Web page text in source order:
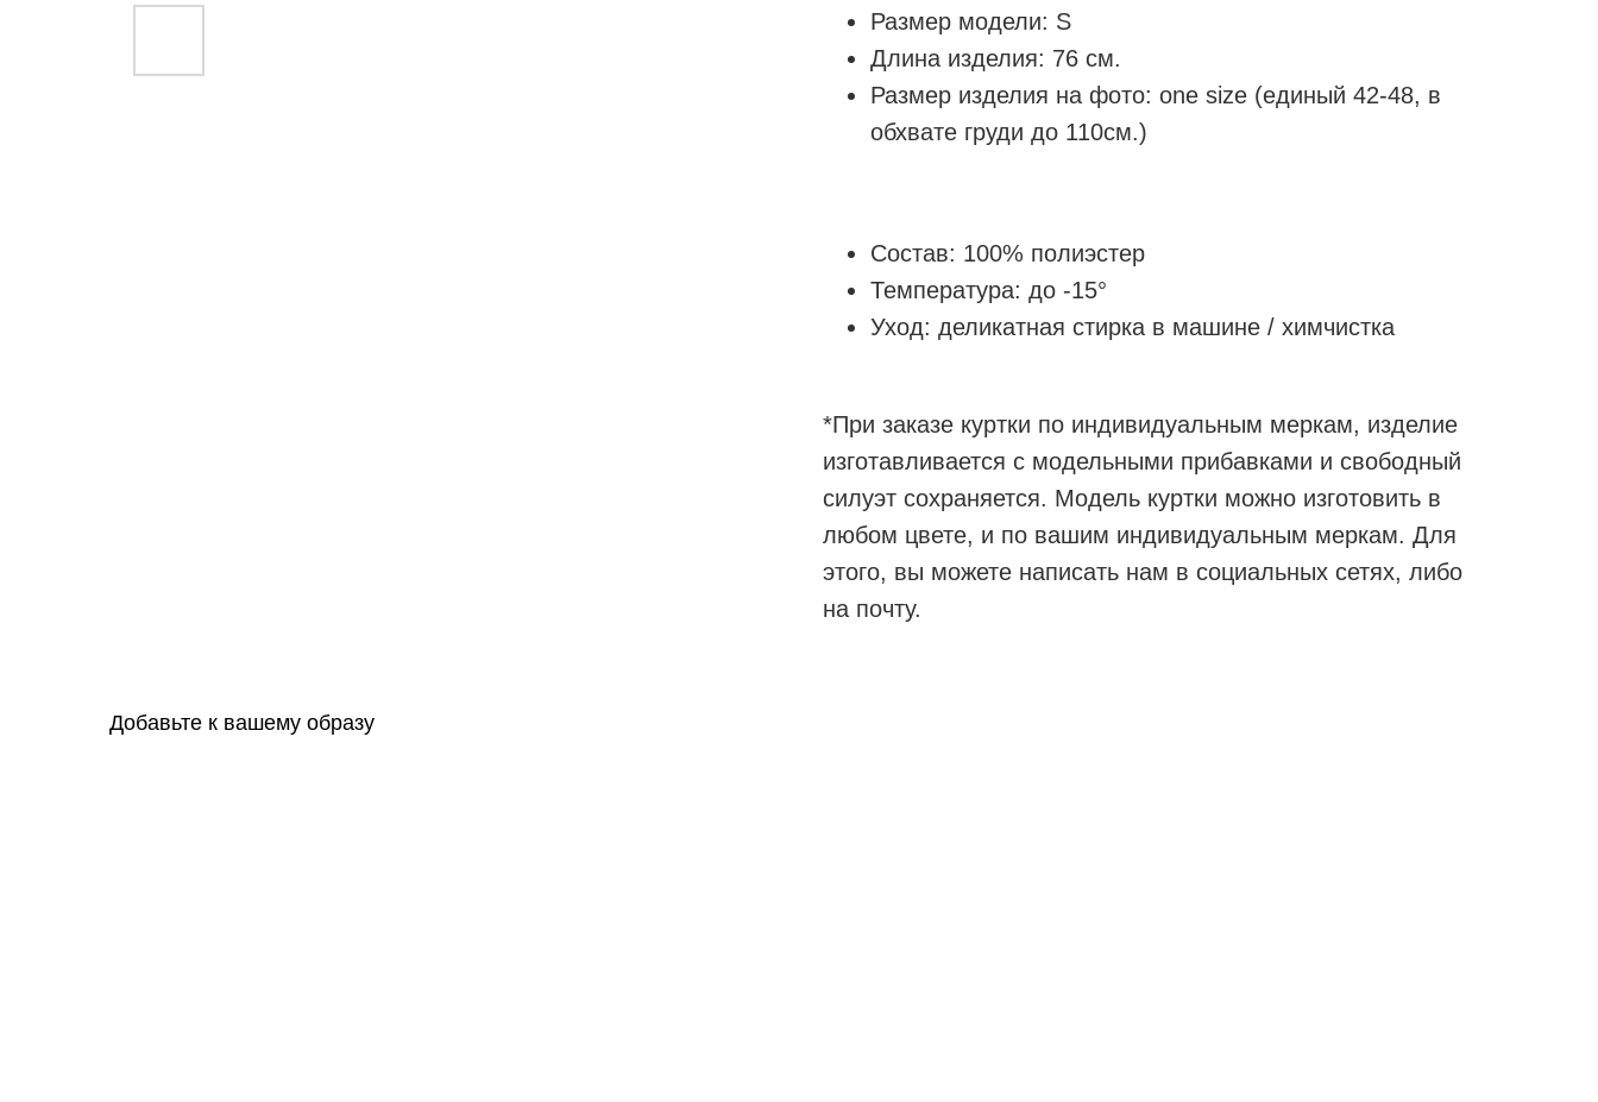
Размер модели: S
Длина изделия: 76 см.
Размер изделия на фото: one size (единый 42-48, в
обхвате груди до 110см.)
Состав: 100% полиэстер
Температура: до -15°
Уход: деликатная стирка в машине / химчистка
*При заказе куртки по индивидуальным меркам, изделие
изготавливается с модельными прибавками и свободный
силуэт сохраняется. Модель куртки можно изготовить в
любом цвете, и по вашим индивидуальным меркам. Для
этого, вы можете написать нам в социальных сетях, либо
на почту.
Добавьте к вашему образу